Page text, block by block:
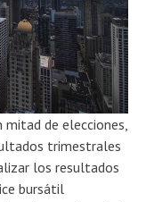
de elecciones,
trimestrales
los resultados
bursátil